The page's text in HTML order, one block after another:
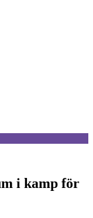
i kamp för